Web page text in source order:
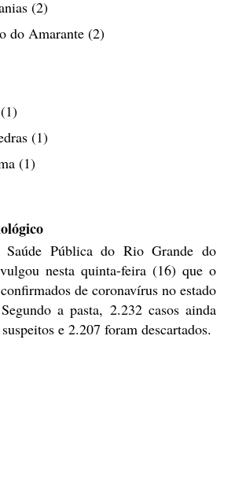
(2)
do Amarante (2)
(1)
(1)
Pública do Rio Grande do
nesta quinta-feira (16) que o
de coronavírus no estado
a pasta, 2.232 casos ainda
e 2.207 foram descartados.